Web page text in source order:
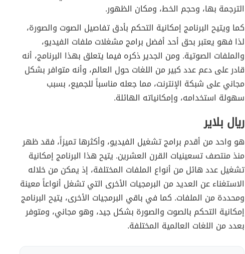
الترجمة بها، وحجم الخط، ومكان الظهور.
كما ويتيح البرنامج إمكانية التحكم بأدق تفاصيل الصوت والصورة،
لذا فهو يعتبر بحق أحد أفضل برامج مشغلات ملفات الفيديو،
والملفات الصوتية. ومن الجدير ذكره فيما يتعلق بهذا البرنامج، أنه
قادر على دعم عدد كبير من اللغات حول العالم، وأنه متوافر بشكل
مجاني على شبكة الإنترنت، مما جعله مناسباً للجميع، بسبب
سهولة استخدامه، وإمكانياته الهائلة.
ريال بلاير
هو واحد من أقدم برامج تشغيل الفيديو، وأكثرها تميزاً، فقد ظهر
منذ منتصف تسعينيات القرن العشرين. يتيح هذا البرنامج إمكانية
تشغيل عدد هائل من أنواع الملفات المختلفة، إذ يمكن من خلاله
الاستغناء عن العديد من البرمجيات الأخرى التي تشغل أنواعاً معينة
ومحددة من الملفات. كما في باقي البرمجيات الأخرى، يتيح البرنامج
إمكانية التحكم بالصوت والصورة بشكل جيد، وهو مجاني، ومتوفر
بعدد من اللغات العالمية المختلفة.